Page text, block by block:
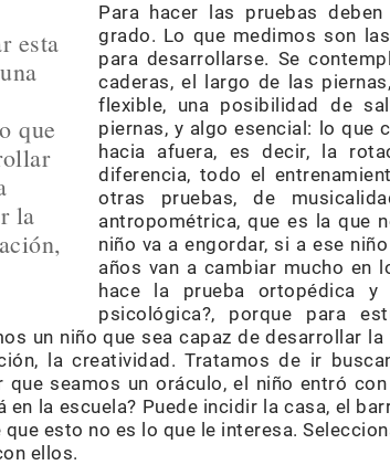
esta
que
la
Para hacer las pruebas
grado. Lo que medimos son
para desarrollarse. Se
caderas, el largo de las
flexible, una posibilidad de
piernas, y algo esencial: lo que
hacia afuera, es decir, la
diferencia, todo el
otras pruebas, de
antropométrica, que es la que
niño va a engordar, si a ese
años van a cambiar mucho en
hace la prueba ortopédica
psicológica?, porque para
un niño que sea capaz de desarrollar
la creatividad. Tratamos de ir
seamos un oráculo, el niño entró
la escuela? Puede incidir la casa, el
esto no es lo que le interesa.
ellos.